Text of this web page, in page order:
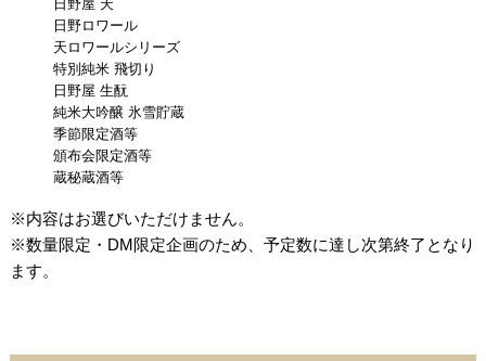
日野屋 天
日野ロワール
天ロワールシリーズ
特別純米 飛切り
日野屋 生酛
純米大吟醸 氷雪貯蔵
季節限定酒等
頒布会限定酒等
蔵秘蔵酒等
※内容はお選びいただけません。
※数量限定・DM限定企画のため、予定数に達し次第終了となり
ます。